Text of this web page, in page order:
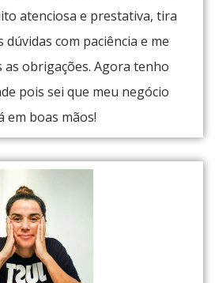
atenciosa e prestativa, tira
dúvidas com paciência e me
as obrigações. Agora tenho
pois sei que meu negócio
em boas mãos!